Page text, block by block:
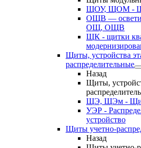
ЩОУ, ЩОМ -
ОЩВ —
ОЩ, ОЩВ
ЩК - щитки
Щиты, устройства
распределительные
Назад
Щиты,
ЩЭ, ЩЭм -
УЭР -
устройство
Щиты учетно-
Назад